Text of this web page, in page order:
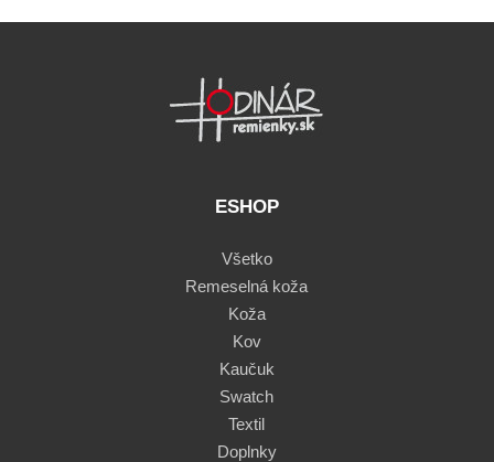
ESHOP
Všetko
Remeselná koža
Koža
Kov
Kaučuk
Swatch
Textil
Doplnky